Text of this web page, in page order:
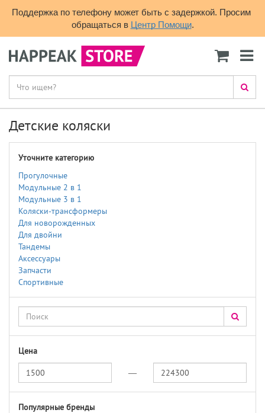
Поддержка по телефону может быть с задержкой. Просим
обращаться в Центр Помощи.
Детские коляски
Уточните категорию
Прогулочные
Модульные 2 в 1
Модульные 3 в 1
Коляски-трансформеры
Для новорожденных
Для двойни
Тандемы
Аксессуары
Запчасти
Спортивные
Цена
—
Популярные бренды